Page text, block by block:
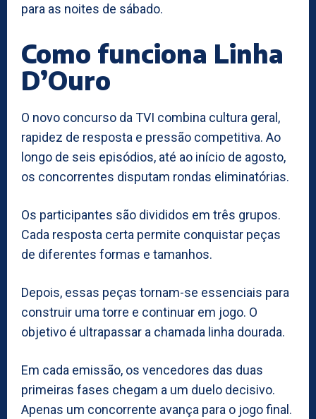
para as noites de sábado.
Como funciona Linha
D’Ouro
O novo concurso da TVI combina cultura geral,
rapidez de resposta e pressão competitiva. Ao
longo de seis episódios, até ao início de agosto,
os concorrentes disputam rondas eliminatórias.
Os participantes são divididos em três grupos.
Cada resposta certa permite conquistar peças
de diferentes formas e tamanhos.
Depois, essas peças tornam-se essenciais para
construir uma torre e continuar em jogo. O
objetivo é ultrapassar a chamada linha dourada.
Em cada emissão, os vencedores das duas
primeiras fases chegam a um duelo decisivo.
Apenas um concorrente avança para o jogo final.